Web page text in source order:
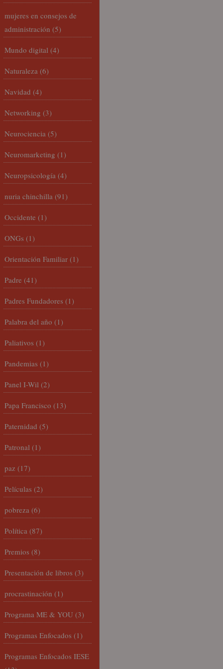
mujeres en consejos de
administración (5)
Mundo digital (4)
Naturaleza (6)
Navidad (4)
Networking (3)
Neurociencia (5)
Neuromarketing (1)
Neuropsicología (4)
nuria chinchilla (91)
Occidente (1)
ONGs (1)
Orientación Familiar (1)
Padre (41)
Padres Fundadores (1)
Palabra del año (1)
Paliativos (1)
Pandemias (1)
Panel I-Wil (2)
Papa Francisco (13)
Paternidad (5)
Patronal (1)
paz (17)
Películas (2)
pobreza (6)
Política (87)
Premios (8)
Presentación de libros (3)
procrastinación (1)
Programa ME & YOU (3)
Programas Enfocados (1)
Programas Enfocados IESE